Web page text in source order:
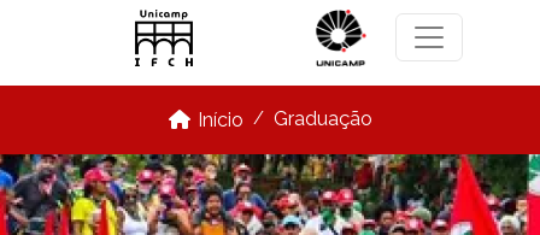
Pular para o conteúdo principal
Início Graduação